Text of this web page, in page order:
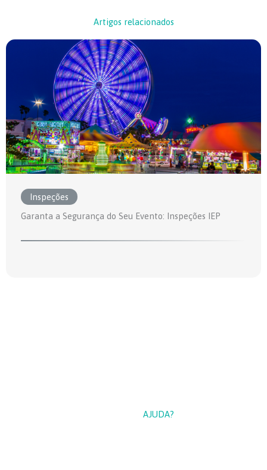
Artigos relacionados
Inspeções
Garanta a Segurança do Seu Evento: Inspeções IEP
AJUDA?